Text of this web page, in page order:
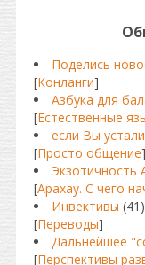
Поделись
[Конланги]
Азбука для
[Естественные
если Вы
[Просто общение]
Экзотичность
[Арахау. С чего
Инвективы (41)
[Переводы]
Дальнейшее
[Перспективы